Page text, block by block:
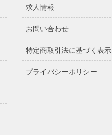
求人情報
お問い合わせ
特定商取引法に基づく表示
プライバシーポリシー